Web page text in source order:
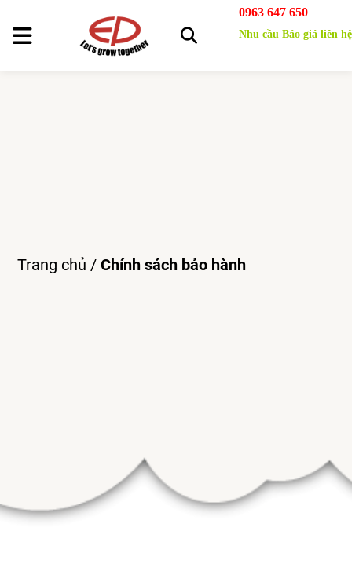
0963 647 650
Nhu cầu Báo giá liên hệ
Trang chủ / Chính sách bảo hành